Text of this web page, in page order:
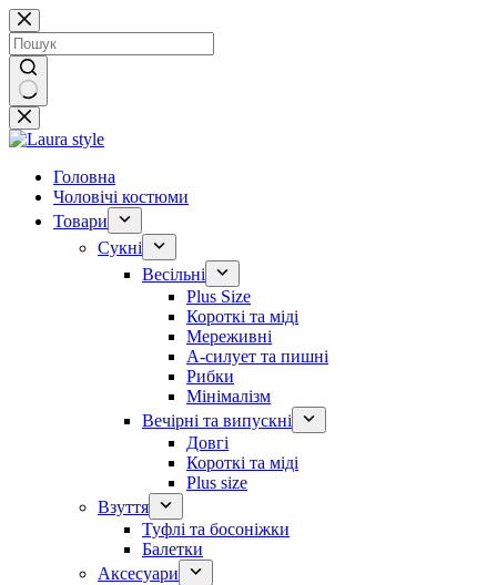
Перейти
до
вмісту
Немає
результатів
Головна
Чоловічі костюми
Товари
Сукні
Весільні
Plus Size
Короткі та міді
Мереживні
А-силует та пишні
Рибки
Мінімалізм
Вечірні та випускні
Довгі
Короткі та міді
Plus size
Взуття
Туфлі та босоніжки
Балетки
Аксесуари